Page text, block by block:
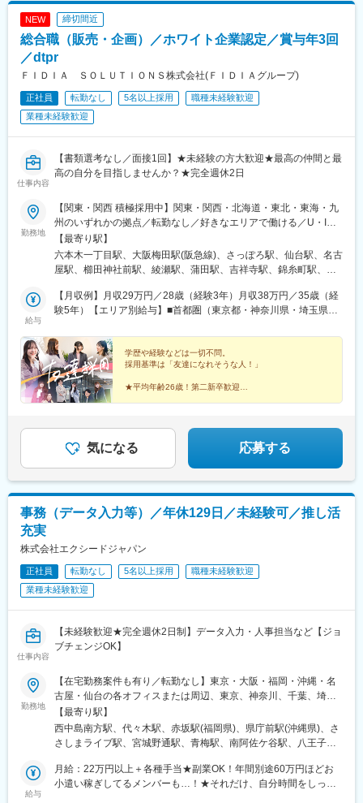
NEW 締切間近
総合職（販売・企画）／ホワイト企業認定／賞与年3回
／dtpr
ＦＩＤＩＡ ＳＯＬＵＴＩＯＮＳ株式会社(ＦＩＤＩＡグループ)
正社員 転勤なし 5名以上採用
職種未経験歓迎
業種未経験歓迎
仕事内容
【書類選考なし／面接1回】★未経験の方大歓迎★最高の仲間と最
高の自分を目指しませんか？★完全週休2日
勤務地
【関東・関西 積極採用中】関東・関西・北海道・東北・東海・九
州のいずれかの拠点／転勤なし／好きなエリアで働ける／U・Iタ
ーン歓迎＜勤務地一覧＞■関東東京都・神奈川県・千葉県・埼玉県
■関西大阪府・兵庫県・奈良県・京都府・滋賀県■北海道北海道■
東北宮城県・福島県■東海愛知県・三重県・岐阜県・静岡県■九州
＝＝▼各本社・支社＝＝＝＝＝＝＝＜東京本社＞・南北線「六本
木一丁目駅」徒歩3分・日比谷線／大江戸線「六本木駅」徒歩7
駅」徒歩14分＜大阪本社＞・JR各線「大阪駅」より徒歩2分・阪
急各線「梅田駅」より徒歩5分＜札幌支社＞・札幌市営地下鉄南北
線「さっぽろ」駅より徒歩1分・JR「札幌」駅より徒歩2分＜仙台
支社＞・JR「仙台駅」徒歩5分＜名古屋支社＞・各線「名古屋
駅」より徒歩1分（駅直結）＜福岡支社＞・地下鉄「櫛田神社前
【最寄り駅】
六本木一丁目駅、大阪梅田駅(阪急線)、さっぽろ駅、仙台駅、名古
屋駅、櫛田神社前駅、綾瀬駅、蒲田駅、吉祥寺駅、錦糸町駅、九
軒茶屋駅、三田駅(東京都)、四ツ谷駅、自由が丘駅、芝公園駅、秋
葉原駅、渋谷駅、勝どき駅、上野駅、新橋駅、新江古田駅、新宿
岳寺駅、代々木駅、代々木上原駅、大崎駅、大手町駅(東京都)、大
塚駅(東京都)、大門駅(東京都)、池袋駅、中目黒駅、中野駅(東京
都)、町田駅、東京駅、飯田橋駅、品川駅、豊洲駅、北千住駅、目
黒駅、有楽町駅、立川駅、六本木駅、さいたま新都心駅、ふじみ
野駅、浦和駅、浦和美園駅、越谷レイクタウン駅、戸田公園駅、
駅、大宮駅(埼玉県)、朝霞駅、朝霞台駅、東浦和駅、東川口駅、東
大宮駅、南浦和駅、南越谷駅、武蔵浦和駅、北浦和駅、北戸田
駅、北朝霞駅、和光市駅、蕨駅、千葉駅、柏駅、西船橋駅、船橋
我孫子駅、南行徳駅、妙典駅、馬橋駅、新八柱駅、千葉みなと
駅、北松戸駅、西千葉駅、東船橋駅、京成八幡駅、みなとみらい
駅(神奈川県)、溝の口駅、綱島駅、桜木町駅、上大岡駅、新横浜
駅、新杉田駅、神奈川新町駅、青葉台駅、川崎駅、相模大野駅、
日吉駅(神奈川県)、武蔵小杉駅、平塚駅、本厚木駅、戸塚駅、北新
地駅、心斎橋駅、谷町四丁目駅、なんば駅(地下鉄)、鶴橋駅、玉造
駅、本町駅、千里中央駅(北大阪急行)、野田駅(大阪環状線)、京橋
駅(大阪府)、堺東駅、中百舌鳥駅、江坂駅、南森町駅、弁天町駅、
樟葉駅、西中島南方駅、西九条駅、大正駅(大阪府)、上新庄駅、堺
駅、寝屋川市駅、枚方市駅、茨木市駅、高槻市駅、鴻池新田駅、
河内花園駅、御殿山駅、石津北駅、長田駅(大阪府)、住道駅、初芝
駅、北花田駅、富田駅(大阪府)、大阪駅、梅田駅(地下鉄)、天王寺
駅、東梅田駅、新大阪駅、新今宮駅、堺筋本町駅、谷町六丁目
駅、天下茶屋駅、谷町九丁目駅、北浜駅(大阪府)、大阪上本町駅、
給与
【月収例】月収29万円／28歳（経験3年）月収38万円／35歳（経
験5年）【エリア別給与】■首都圏（東京都・神奈川県・埼玉県・
兵庫県・奈良県・京都府・滋賀県）月給203,700円～280,000円＋
賞与年3回■北海道（札幌）月給186,000円～250,000円＋賞与年3
回■東北（福島県・宮城県）月給180,000円～250,000円＋賞与年3
回■東海（愛知県・岐阜県・静岡県・三重県）月給200,000円～
250,000円＋賞与年3回■九州（福岡県）月給182,900円～250,000
齢を考慮し、ご相談の上で決定します。
学歴や経験などは一切不問。
採用基準は「友達になれそうな人！」
★平均年齢26歳！第二新卒歓迎
★完全週休2日制＆残業月平均8h以下
気になる 応募する
事務（データ入力等）／年休129日／未経験可／推し活
充実
株式会社エクシードジャパン
正社員 転勤なし 5名以上採用
職種未経験歓迎
業種未経験歓迎
仕事内容
【未経験歓迎★完全週休2日制】データ入力・人事担当など【ジョ
ブチェンジOK】
勤務地
【在宅勤務案件も有り／転勤なし】東京・大阪・福岡・沖縄・名
古屋・仙台の各オフィスまたは周辺、東京、神奈川、千葉、埼
玉、宮城、愛知、岐阜、静岡、三重、大阪、京都、兵庫、奈良、
滋賀、和歌山、福岡、佐賀、長崎、熊本、大分、宮崎、鹿児島、
沖縄の各勤務先★20名以上を採用予定！★豊富な選択肢の中か
界、旅行、美容、Webマーケターなど大手企業を含む様々な企
業。そのため色んな業界・職種へのチャレンジができます♪★受動
【最寄り駅】
西中島南方駅、代々木駅、赤坂駅(福岡県)、県庁前駅(沖縄県)、さ
さしまライブ駅、宮城野通駅、青梅駅、南阿佐ケ谷駅、八王子
駅、高輪台駅、芝公園駅、新橋駅、赤坂駅(東京都)、大門駅(東京
都)、日暮里駅(舎人ライナー)、三鷹駅、恵比寿駅、広尾駅、渋谷
給与
月給：22万円以上＋各種手当★副業OK！年間別途60万円ほどお
小遣い稼ぎしてるメンバーも…！★それだけ、自分時間をしっか